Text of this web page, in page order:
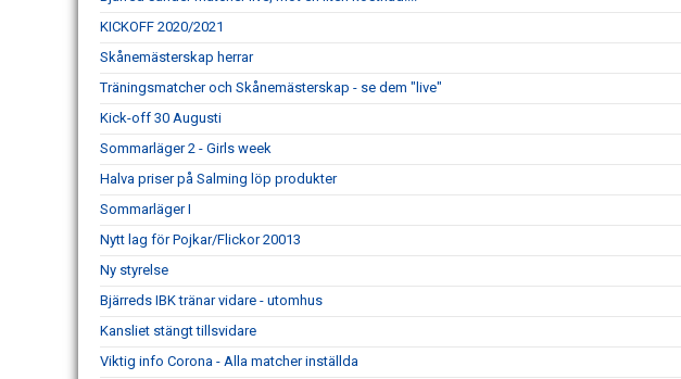
KICKOFF 2020/2021
Skånemästerskap herrar
Träningsmatcher och Skånemästerskap - se dem "live"
Kick-off 30 Augusti
Sommarläger 2 - Girls week
Halva priser på Salming löp produkter
Sommarläger I
Nytt lag för Pojkar/Flickor 20013
Ny styrelse
Bjärreds IBK tränar vidare - utomhus
Kansliet stängt tillsvidare
Viktig info Corona - Alla matcher inställda